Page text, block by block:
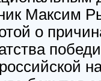
Максим
о